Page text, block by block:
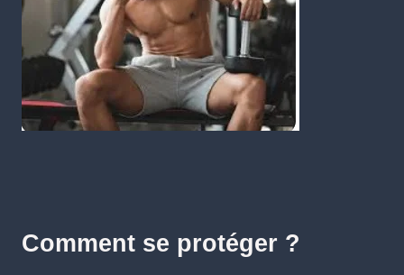
Comment se protéger ?